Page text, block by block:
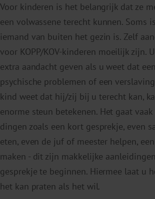
Voor kinderen is het belangrijk dat ze
een volwassene terecht kunnen. Soms
iemand van buiten het gezin is. Zelf
voor KOPP/KOV-kinderen moeilijk zijn.
extra aandacht geven als u weet dat
psychische problemen of een
kind weet dat hij/zij bij u terecht kan,
enorme steun betekenen. Het gaat
dingen zoals een kort gesprekje, even
eten, even de juf of meester helpen,
maken - dit zijn makkelijke
gesprekje te beginnen. Hiermee laat u
het kan praten als het wil.